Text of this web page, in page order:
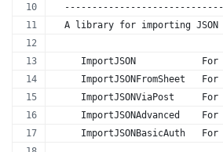
A library for importing
ImportJSON
ImportJSONFromSheet
ImportJSONViaPost
ImportJSONAdvanced
ImportJSONBasicAuth